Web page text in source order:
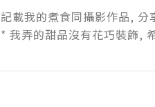
記載我的煮食同攝影作品, 分
* 我弄的甜品沒有花巧裝飾,